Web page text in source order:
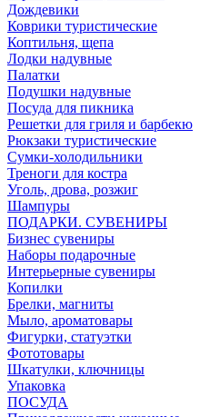
Дождевики
Коврики туристические
Коптильня, щепа
Лодки надувные
Палатки
Подушки надувные
Посуда для пикника
Решетки для гриля и барбекю
Рюкзаки туристические
Сумки-холодильники
Треноги для костра
Уголь, дрова, розжиг
Шампуры
ПОДАРКИ. СУВЕНИРЫ
Бизнес сувениры
Наборы подарочные
Интерьерные сувениры
Копилки
Брелки, магниты
Мыло, ароматовары
Фигурки, статуэтки
Фототовары
Шкатулки, ключницы
Упаковка
ПОСУДА